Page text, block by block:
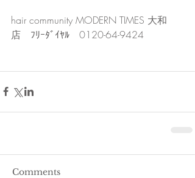
hair community MODERN TIMES 大和
店　ﾌﾘｰﾀﾞｲﾔﾙ　0120-64-9424
Comments